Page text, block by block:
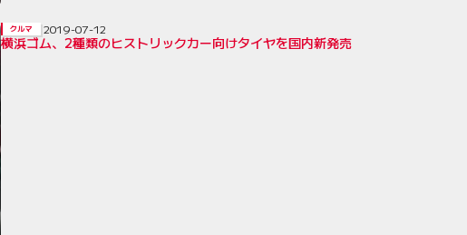
横浜ゴム、2種類のヒストリックカー向けタイヤを国内新発売
クルマ 2019-07-12